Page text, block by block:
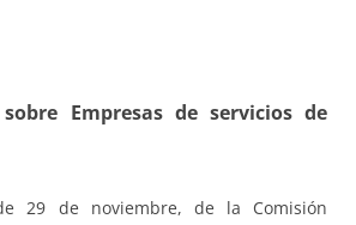
Empresas de servicios de
29 de noviembre, de la Comisión